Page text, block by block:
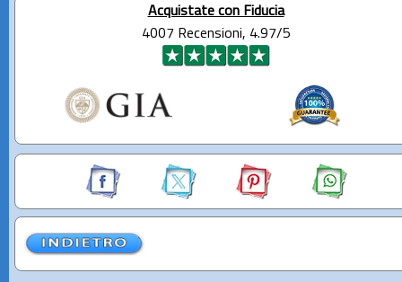
Acquistate con Fiducia
4007 Recensioni, 4.97/5